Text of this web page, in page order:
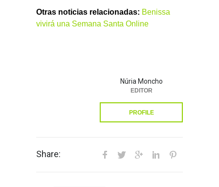
Otras noticias relacionadas: Benissa
vivirá una Semana Santa Online
Núria Moncho
EDITOR
PROFILE
Share: